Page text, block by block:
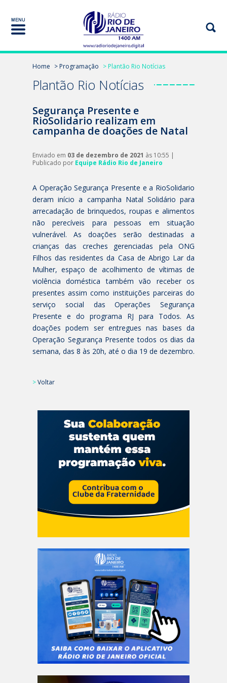
Home > Programação > Plantão Rio Notícias
Plantão Rio Notícias
Segurança Presente e
RioSolidario realizam em
campanha de doações de Natal
Enviado em 03 de dezembro de 2021 às 10:55 |
Publicado por Equipe Rádio Rio de Janeiro
A Operação Segurança Presente e a RioSolidario
deram início a campanha Natal Solidário para
arrecadação de brinquedos, roupas e alimentos
não perecíveis para pessoas em situação
vulnerável. As doações serão destinadas a
crianças das creches gerenciadas pela ONG
Filhos das residentes da Casa de Abrigo Lar da
Mulher, espaço de acolhimento de vítimas de
violência doméstica também vão receber os
presentes assim como instituições parceiras do
serviço social das Operações Segurança
Presente e do programa RJ para Todos. As
doações podem ser entregues nas bases da
Operação Segurança Presente todos os dias da
semana, das 8 às 20h, até o dia 19 de dezembro.
>Voltar